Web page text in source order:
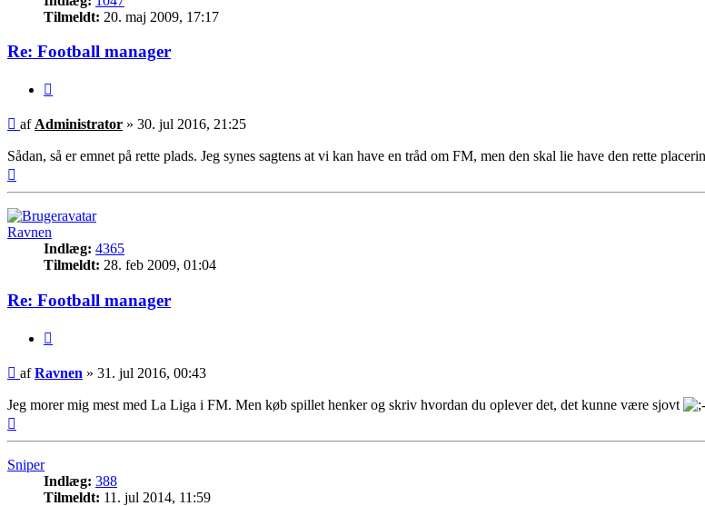
Tilmeldt: 20. maj 2009, 17:17
Re: Football manager
Indlæg
af Administrator » 30. jul 2016, 21:25
Sådan, så er emnet på rette plads. Jeg synes sagtens at vi kan have en tråd om FM, men den skal lie have den rette
Ravnen
Indlæg: 4365
Tilmeldt: 28. feb 2009, 01:04
Re: Football manager
Indlæg
afRavnen » 31. jul 2016, 00:43
Jeg morer mig mest med La Liga i FM. Men køb spillet henker og skriv hvordan du oplever det, det kunne være sjovt
Sniper
Indlæg: 388
Tilmeldt: 11. jul 2014, 11:59